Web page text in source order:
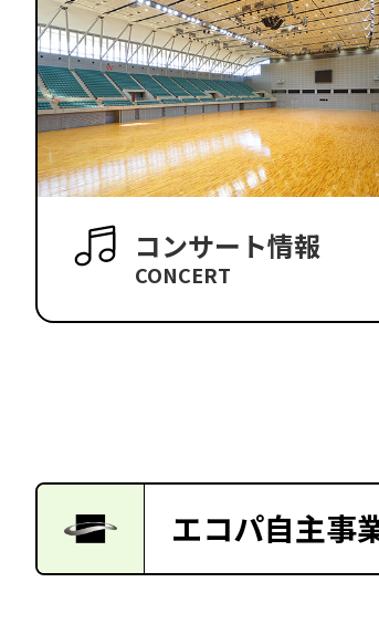
コンサート情報
CONCERT
エコパ自主事